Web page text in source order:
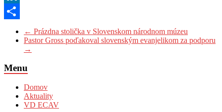
LinkedIn
← Prázdna stolička v Slovenskom národnom múzeu
Pastor Gross poďakoval slovenským evanjelikom za podporu
→
Menu
Domov
Aktuality
VD ECAV